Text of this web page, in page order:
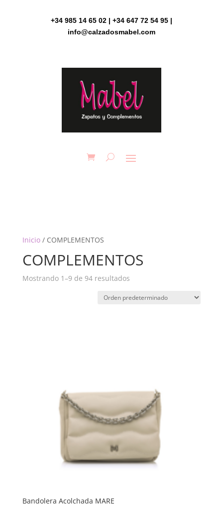
+34 985 14 65 02 | +34 647 72 54 95 |
info@calzadosmabel.com
Inicio/ COMPLEMENTOS
COMPLEMENTOS
Mostrando 1–9 de 94 resultados
Bandolera Acolchada MARE